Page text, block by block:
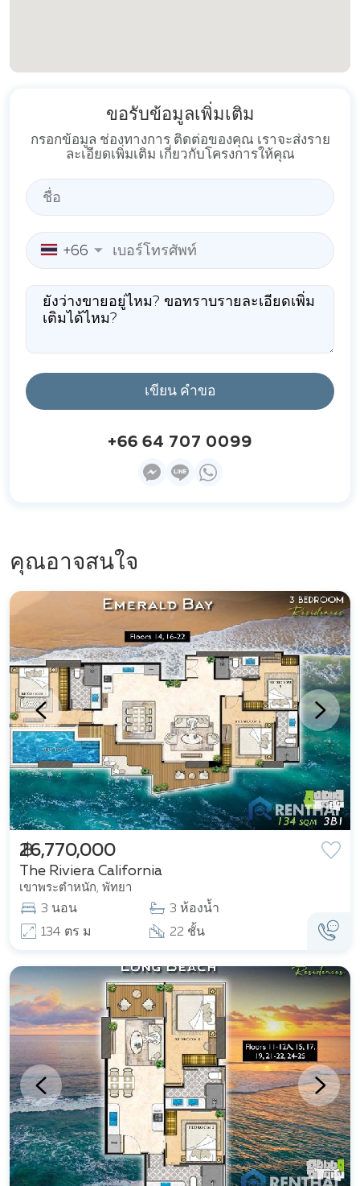
ขอรับข้อมูลเพิ่มเติม
กรอกข้อมูล ช่องทางการ ติดต่อของคุณ เราจะส่งราย
ละเอียดเพิ่มเติม เกี่ยวกับโครงการให้คุณ
+66
เขียน คำขอ
+66 64 707 0099
คุณอาจสนใจ
The Riviera California
เขาพระตำหนัก, พัทยา
฿ 26,770,000
3 นอน
3 ห้องน้ำ
134 ตร ม
22 ชั้น